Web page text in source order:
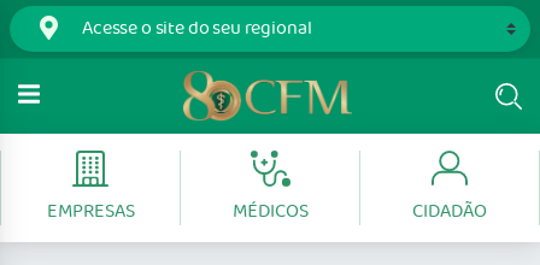
EMPRESAS MÉDICOS CIDADÃO